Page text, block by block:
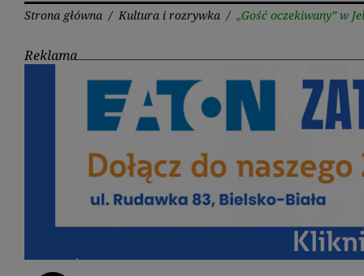
Strona główna / Kultura i rozrywka / „Gość oczekiwany” w
Reklama